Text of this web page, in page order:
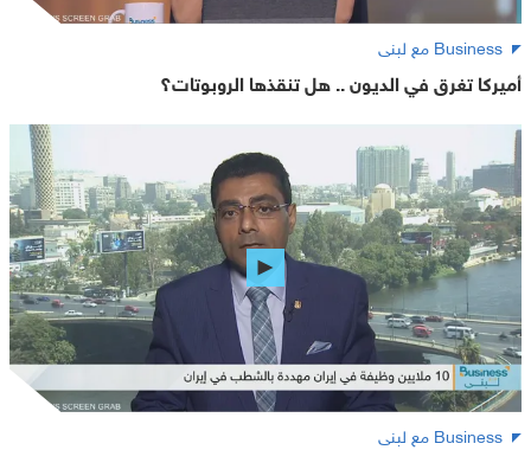
Business مع لبنى
أميركا تغرق في الديون .. هل تنقذها الروبوتات؟
Business مع لبنى